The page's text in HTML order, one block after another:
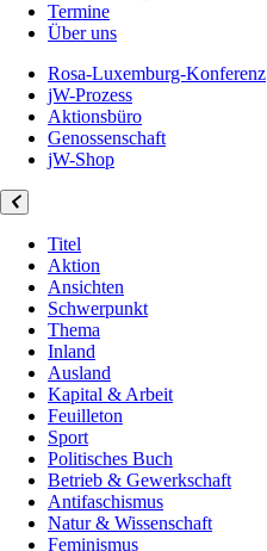
Termine
Über uns
Rosa-Luxemburg-Konferenz
jW-Prozess
Aktionsbüro
Genossenschaft
jW-Shop
Titel
Aktion
Ansichten
Schwerpunkt
Thema
Inland
Ausland
Kapital & Arbeit
Feuilleton
Sport
Politisches Buch
Betrieb & Gewerkschaft
Antifaschismus
Natur & Wissenschaft
Feminismus